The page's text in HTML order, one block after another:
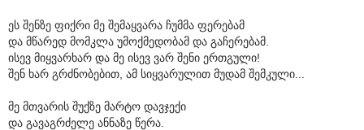
ეს შენზე ფიქრი მე შემაყვარა ჩუმმა ფერებამ
და მწარედ მომკლა უმოქმედობამ და გაჩერებამ.
ისევ მიყვარხარ და მე ისევ ვარ შენი ერთგული!
შენ ხარ გრძნობებით, ამ სიყვარულით მუდამ შემკული...
მე მთვარის შუქზე მარტო დავჯექი
და გავაგრძელე ანნაზე წერა.